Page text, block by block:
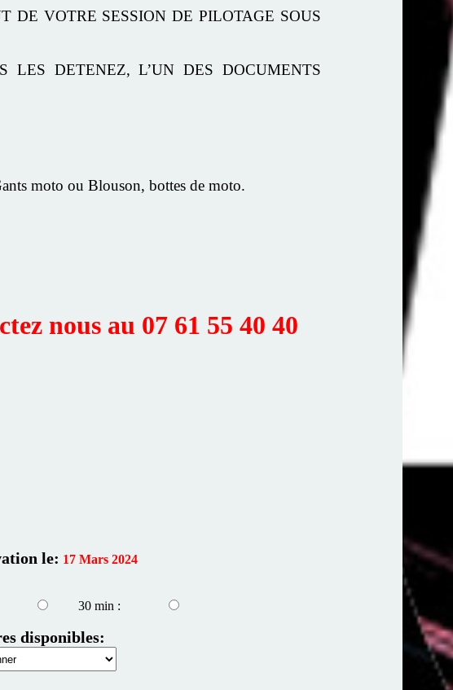
VOTRE SESSION DE PILOTAGE SOUS
DETENEZ, L’UN DES DOCUMENTS
moto ou Blouson, bottes de moto.
nous au 07 61 55 40 40
le: 17 Mars 2024
30 min :
disponibles: